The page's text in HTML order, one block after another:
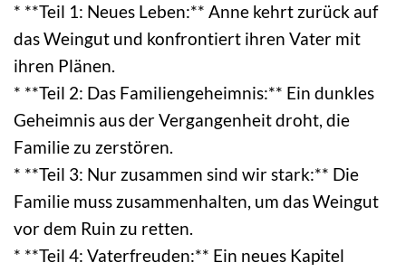
* **Teil 1: Neues Leben:** Anne kehrt zurück auf
das Weingut und konfrontiert ihren Vater mit
ihren Plänen.
* **Teil 2: Das Familiengeheimnis:** Ein dunkles
Geheimnis aus der Vergangenheit droht, die
Familie zu zerstören.
* **Teil 3: Nur zusammen sind wir stark:** Die
Familie muss zusammenhalten, um das Weingut
vor dem Ruin zu retten.
* **Teil 4: Vaterfreuden:** Ein neues Kapitel